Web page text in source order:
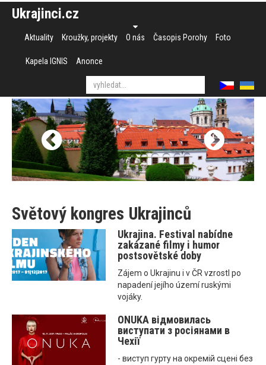
Ukrajinci.cz
Aktuality Kroužky, projekty O nás Časopis Porohy Foto
Kapela IGNIS Anonce
Světový kongres Ukrajinců
Ukrajina. Festival nabídne
zakázané filmy i humor
postsovětské doby
Zájem o Ukrajinu i v ČR vzrostl po
napadení jejího území ruskými
vojáky.
ONUKA відмовилась
виступати з росіянами в
Чехії
- виступ гурту на окремій сцені без